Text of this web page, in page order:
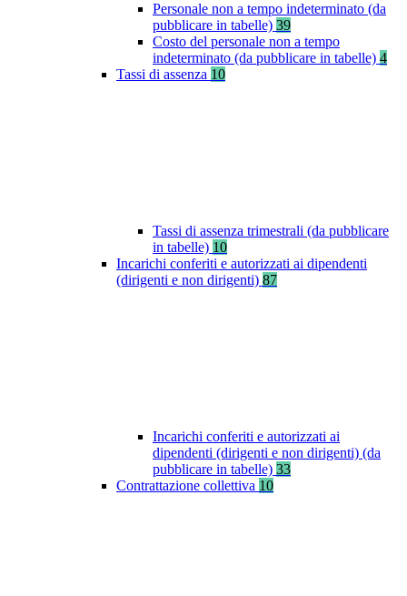
Personale non a tempo indeterminato (da
pubblicare in tabelle) 39
Costo del personale non a tempo
indeterminato (da pubblicare in tabelle) 4
Tassi di assenza 10
Tassi di assenza trimestrali (da pubblicare
in tabelle) 10
Incarichi conferiti e autorizzati ai dipendenti
(dirigenti e non dirigenti) 87
Incarichi conferiti e autorizzati ai
dipendenti (dirigenti e non dirigenti) (da
pubblicare in tabelle) 33
Contrattazione collettiva 10